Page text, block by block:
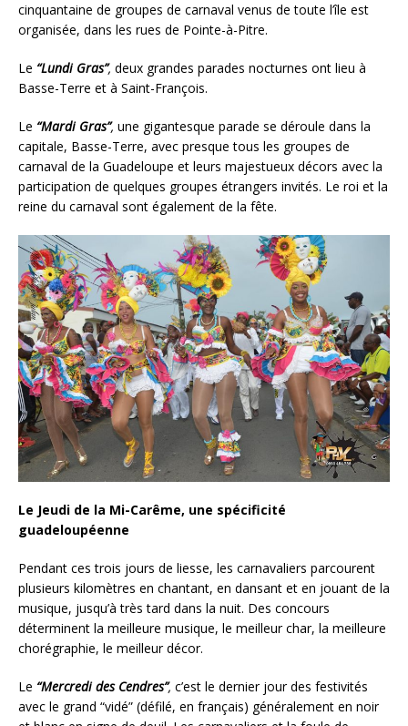
cinquantaine de groupes de carnaval venus de toute l’île est
organisée, dans les rues de Pointe-à-Pitre.
Le “Lundi Gras”, deux grandes parades nocturnes ont lieu à
Basse-Terre et à Saint-François.
Le “Mardi Gras”, une gigantesque parade se déroule dans la
capitale, Basse-Terre, avec presque tous les groupes de
carnaval de la Guadeloupe et leurs majestueux décors avec la
participation de quelques groupes étrangers invités. Le roi et la
reine du carnaval sont également de la fête.
Le Jeudi de la Mi-Carême, une spécificité
guadeloupéenne
Pendant ces trois jours de liesse, les carnavaliers parcourent
plusieurs kilomètres en chantant, en dansant et en jouant de la
musique, jusqu’à très tard dans la nuit. Des concours
déterminent la meilleure musique, le meilleur char, la meilleure
chorégraphie, le meilleur décor.
Le “Mercredi des Cendres”, c’est le dernier jour des festivités
avec le grand “vidé” (défilé, en français) généralement en noir